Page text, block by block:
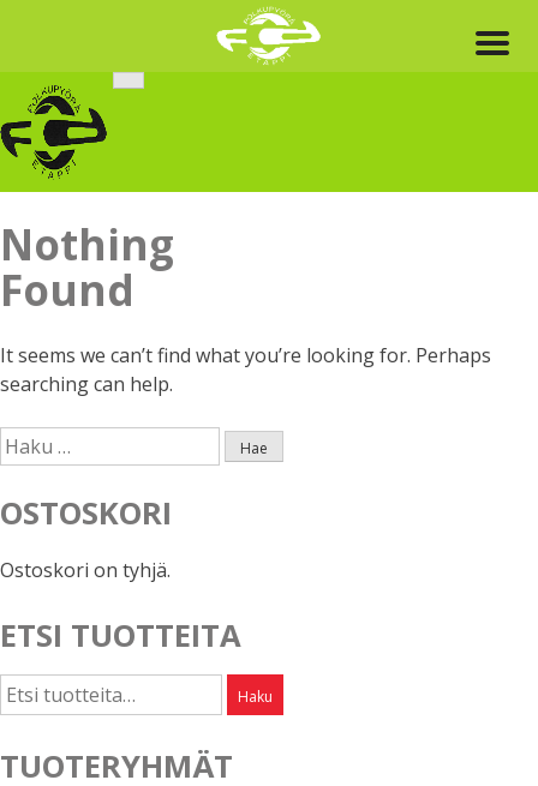
content
Nothing
Found
It seems we can’t find what you’re looking for. Perhaps
searching can help.
Haku:
OSTOSKORI
Ostoskori on tyhjä.
ETSI TUOTTEITA
Etsi: Haku
TUOTERYHMÄT